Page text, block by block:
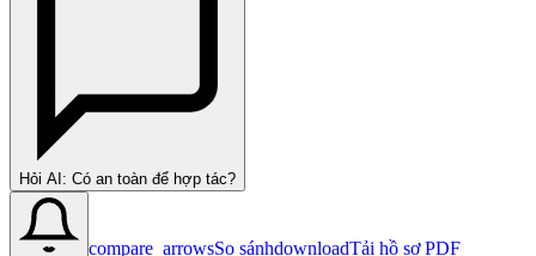
Hỏi AI: Có an toàn để hợp tác?
compare_arrowsSo sánhdownloadTải hồ sơ PDF